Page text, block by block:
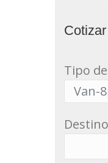
Tipo